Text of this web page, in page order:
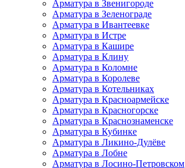
Арматура в Звенигороде
Арматура в Зеленограде
Арматура в Ивантеевке
Арматура в Истре
Арматура в Кашире
Арматура в Клину
Арматура в Коломне
Арматура в Королеве
Арматура в Котельниках
Арматура в Красноармейске
Арматура в Красногорске
Арматура в Краснознаменске
Арматура в Кубинке
Арматура в Ликино-Дулёве
Арматура в Лобне
Арматура в Лосино-Петровском